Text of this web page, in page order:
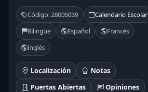
Código: 28005039
Calendario Escolar
Bilingüe
Español
Francés
Inglés
Localización
Notas
Puertas Abiertas
Opiniones